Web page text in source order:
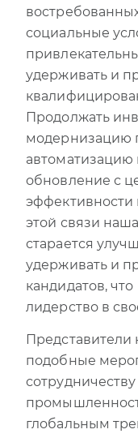
социальные
удерживать и
Продолжать
модернизацию
автоматизацию
обновление с
эффективности
этой связи
старается
удерживать и
кандидатов,
лидерство в
подобные
глобальным